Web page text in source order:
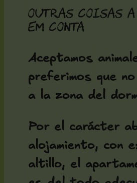
Outras coisas
em conta
Aceptamos
preferimos que
a la zona del
Por el carácter
alojamiento, con
altillo, el